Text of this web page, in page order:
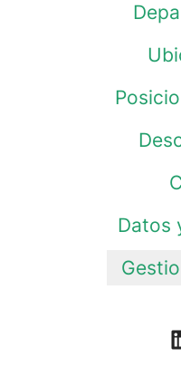
Datos